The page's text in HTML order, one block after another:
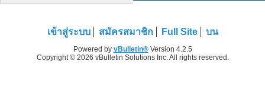
เข้าสู่ระบบ สมัครสมาชิก Full Site บน
Powered by vBulletin®Version 4.2.5
Copyright © 2026 vBulletin Solutions Inc. All rights reserved.